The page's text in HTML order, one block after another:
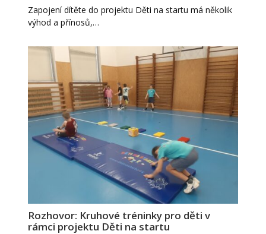
Zapojení dítěte do projektu Děti na startu má několik
výhod a přínosů,…
Rozhovor: Kruhové tréninky pro děti v
rámci projektu Děti na startu